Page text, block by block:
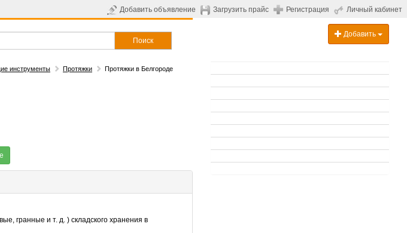
Добавить объявление Загрузить прайс Регистрация Личный кабинет
Поиск
Добавить
инструменты Протяжки Протяжки в Белгороде
гранные и т. д. ) складского хранения в